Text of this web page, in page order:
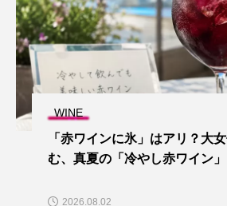
WINE
「赤ワインに氷」はアリ？大
む、真夏の「冷やし赤ワイン」
2026.08.02